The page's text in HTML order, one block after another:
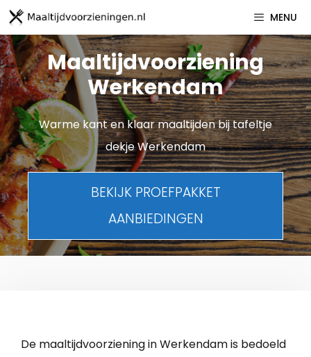
Spring
naar
inhoud
MENU
Maaltijdvoorziening
Werkendam
Warme kant en klaar maaltijden bij tafeltje
dekje Werkendam
BEKIJK PROEFPAKKET
AANBIEDINGEN
De maaltijdvoorziening in Werkendam is bedoeld